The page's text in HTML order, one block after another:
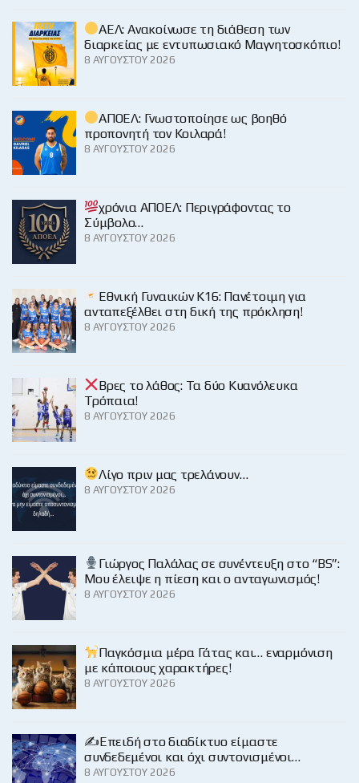
ΑΕΛ: Ανακοίνωσε τη διάθεση των
διαρκείας με εντυπωσιακό Μαγνητοσκόπιο!
8 ΑΥΓΟΎΣΤΟΥ 2026
ΑΠΟΕΛ: Γνωστοποίησε ως βοηθό
προπονητή τον Κοιλαρά!
8 ΑΥΓΟΎΣΤΟΥ 2026
χρόνια ΑΠΟΕΛ: Περιγράφοντας το
Σύμβολο…
8 ΑΥΓΟΎΣΤΟΥ 2026
Εθνική Γυναικών Κ16: Πανέτοιμη για
ανταπεξέλθει στη δική της πρόκληση!
8 ΑΥΓΟΎΣΤΟΥ 2026
Βρες το λάθος: Τα δύο Κυανόλευκα
Τρόπαια!
8 ΑΥΓΟΎΣΤΟΥ 2026
Λίγο πριν μας τρελάνουν…
8 ΑΥΓΟΎΣΤΟΥ 2026
Γιώργος Παλάλας σε συνέντευξη στο “BS”:
Μου έλειψε η πίεση και ο ανταγωνισμός!
8 ΑΥΓΟΎΣΤΟΥ 2026
Παγκόσμια μέρα Γάτας και… εναρμόνιση
με κάποιους χαρακτήρες!
8 ΑΥΓΟΎΣΤΟΥ 2026
✍️Επειδή στο διαδίκτυο είμαστε
συνδεδεμένοι και όχι συντονισμένοι…
8 ΑΥΓΟΎΣΤΟΥ 2026